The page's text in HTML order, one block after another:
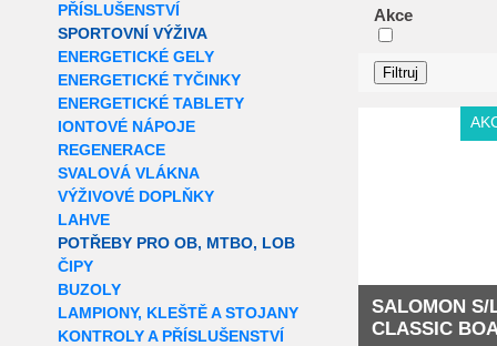
PŘÍSLUŠENSTVÍ
SPORTOVNÍ VÝŽIVA
ENERGETICKÉ GELY
ENERGETICKÉ TYČINKY
ENERGETICKÉ TABLETY
IONTOVÉ NÁPOJE
REGENERACE
SVALOVÁ VLÁKNA
VÝŽIVOVÉ DOPLŇKY
LAHVE
POTŘEBY PRO OB, MTBO, LOB
ČIPY
BUZOLY
LAMPIONY, KLEŠTĚ A STOJANY
KONTROLY A PŘÍSLUŠENSTVÍ
Akce
SALOMON S/
CLASSIC